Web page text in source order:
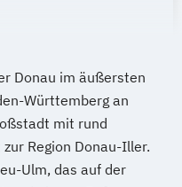
Donau im äußersten
Württemberg an
mit rund
Region Donau-Iller.
Ulm, das auf der